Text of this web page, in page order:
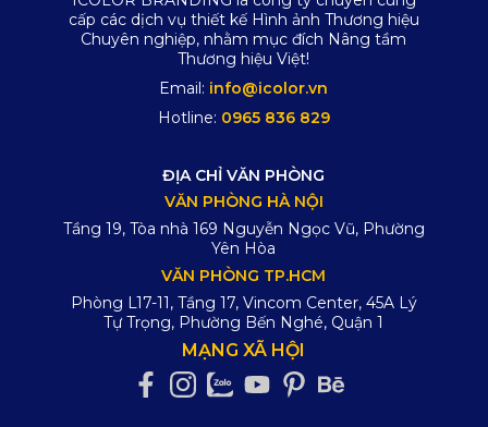
cấp các dịch vụ thiết kế Hình ảnh Thương hiệu
Chuyên nghiệp, nhằm mục đích Nâng tầm
Thương hiệu Việt!
Email: info@icolor.vn
Hotline: 0965 836 829
ĐỊA CHỈ VĂN PHÒNG
VĂN PHÒNG HÀ NỘI
Tầng 19, Tòa nhà 169 Nguyễn Ngọc Vũ, Phường
Yên Hòa
VĂN PHÒNG TP.HCM
Phòng L17-11, Tầng 17, Vincom Center, 45A Lý
Tự Trọng, Phường Bến Nghé, Quận 1
MẠNG XÃ HỘI